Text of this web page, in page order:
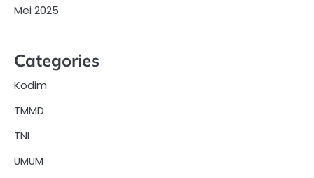
Mei 2025
Categories
Kodim
TMMD
TNI
UMUM